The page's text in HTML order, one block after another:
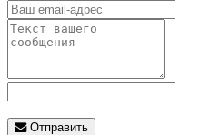
Отправить